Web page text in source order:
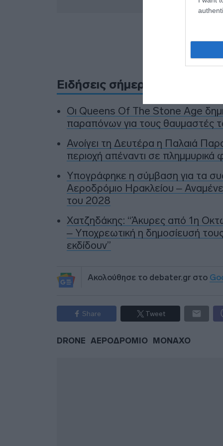
Ειδήσεις σήμερα
Οι Queens Of The Stone Age
παραπόνων για τους θαυμαστές
Ανοίγει τη Δευτέρα η Παλαιά
περιοχή απέναντι σε πλημμυρικά
Υπογράφηκε η σύμβαση για τα
Αεροδρόμιο Ηρακλείου –
του 2028
Χατζηδάκης: “Άκυρες από 1η
– Υποχρεωτική η δημοσίευσή
εκδίδουν”
Ακολούθησε το debater.gr στο
Share Tweet
DRONE ΑΕΡΟΔΡΟΜΙΟ ΜΟΝΑΧΟ